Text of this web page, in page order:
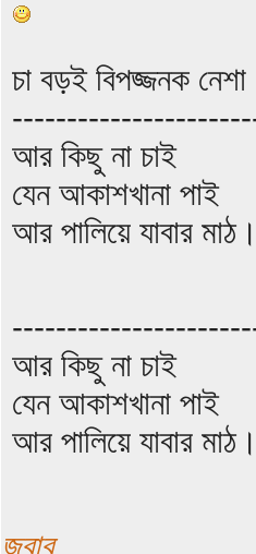
চা বড়ই বিপজ্জনক
আর কিছু না চাই
যেন আকাশখানা পাই
আর পালিয়ে যাবার
আর কিছু না চাই
যেন আকাশখানা পাই
আর পালিয়ে যাবার
জবাব